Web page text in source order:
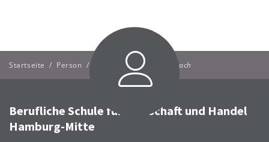
Startseite / Person / Friederike Jockusch-Wallach
Berufliche Schule für Wirtschaft und Handel
Hamburg-Mitte